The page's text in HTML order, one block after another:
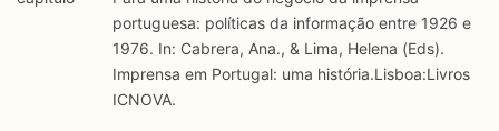
Limitações
A lista procura incluir as publicações mais relevantes
discurso e uso da liberdade de expressão. Trata-se de
uma censura que é omnipresente, dado que é
constitutiva do próprio acto de fala.
Regulatória e Constitutiva : são combinadas ambas
portuguesa: políticas da informação entre 1926 e
1976. In: Cabrera, Ana., & Lima, Helena (Eds).
Imprensa em Portugal: uma história.Lisboa:Livros
ICNOVA.